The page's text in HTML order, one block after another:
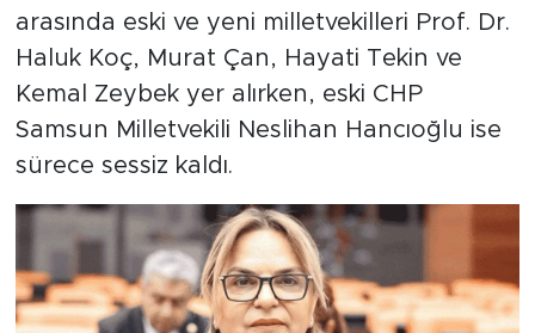
arasında eski ve yeni milletvekilleri Prof. Dr.
Haluk Koç, Murat Çan, Hayati Tekin ve
Kemal Zeybek yer alırken, eski CHP
Samsun Milletvekili Neslihan Hancıoğlu ise
sürece sessiz kaldı.